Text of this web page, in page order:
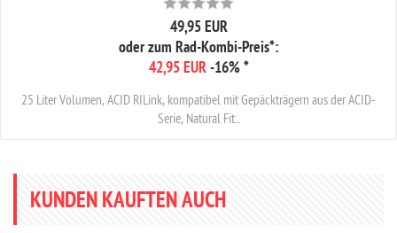
49,95 EUR
oder zum Rad-Kombi-Preis*:
42,95 EUR -16%*
25 Liter Volumen, ACID RILink, kompatibel mit Gepäckträgern aus der ACID-
Serie, Natural Fit...
KUNDEN KAUFTEN AUCH